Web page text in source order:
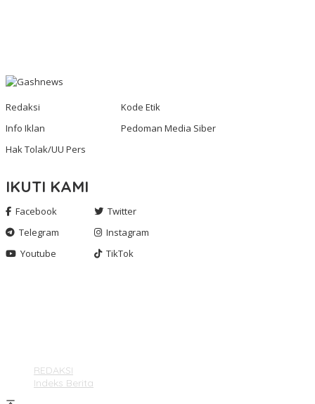
Redaksi
Kode Etik
Info Iklan
Pedoman Media Siber
Hak Tolak/UU Pers
IKUTI KAMI
Facebook
Twitter
Telegram
Instagram
Youtube
TikTok
REDAKSI
Indeks Berita